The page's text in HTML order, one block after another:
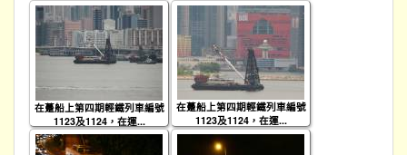
在躉船上第四期輕鐵列車編號
1123及1124，在運...
在躉船上第四期輕鐵列車編號
1123及1124，在運...